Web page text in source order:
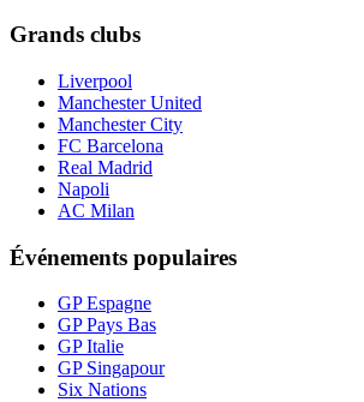
Grands clubs
Liverpool
Manchester United
Manchester City
FC Barcelona
Real Madrid
Napoli
AC Milan
Événements populaires
GP Espagne
GP Pays Bas
GP Italie
GP Singapour
Six Nations